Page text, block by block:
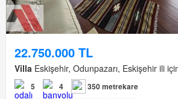
22.750.000 TL
Villa Eskişehir, Odunpazarı, Eskişehir ili
5 4 350 metrekare